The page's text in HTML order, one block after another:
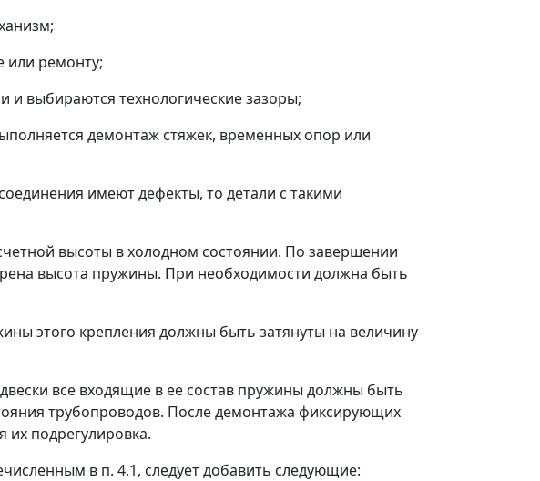
или ремонту;
и выбираются технологические зазоры;
демонтаж стяжек, временных опор или
имеют дефекты, то детали с такими
высоты в холодном состоянии. По завершении
высота пружины. При необходимости должна быть
этого крепления должны быть затянуты на величину
все входящие в ее состав пружины должны быть
трубопроводов. После демонтажа фиксирующих
подрегулировка.
в п. 4.1, следует добавить следующие: